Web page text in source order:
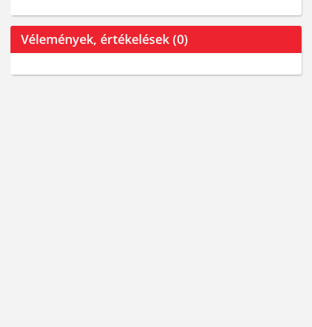
Vélemények, értékelések (0)